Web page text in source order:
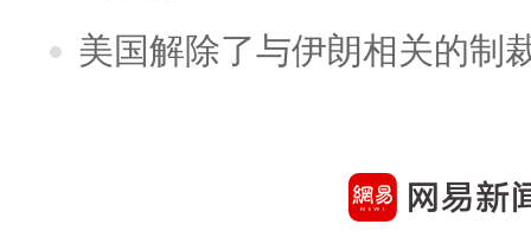
美国解除了与伊朗相关的制